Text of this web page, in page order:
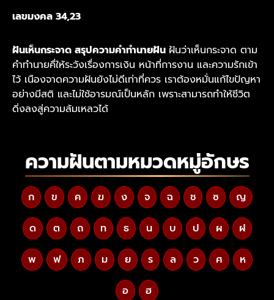
เลขมงคล 34,23
ฝันเห็นกระจาด สรุปความคำทำนายฝัน ฝันว่าเห็นกระจาด ตาม
คำทำนายคื่ให้ระวังเรื่องการเงิน หน้าที่การงาน และความรักเข้า
ไว้ เนืองจาดความฝันยังไม่ดีเท่าที่ควร เราต้องหมั่นแก้ไขปัญหา
อย่างมีสติ และไม่ใช้อารมณ์เป็นหลัก เพราะสามารถทำให้ชีวิต
ดิ่งลงสู่ความล้มเหลวได้
ความฝันตามหมวดหมู่อักษร
ก ข ค ฆ ง จ ฉ ช ซ ญ
ด ต ถ ท ธ น บ ป ผ ฝ
พ ฟ ภ ม ย ร ล ว ศ ห
อ ฮ